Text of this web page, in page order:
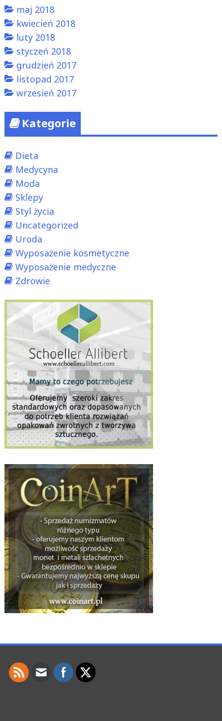
maj 2018
kwiecień 2018
luty 2018
styczeń 2018
grudzień 2017
listopad 2017
wrzesień 2017
Kategorie
Dieta
Medycyna
Moda
Sklepy
Styl życia
Uncategorized
Uroda
Wyposażenie kosmetyczne
Wyposażenie medyczne
Zdrowie